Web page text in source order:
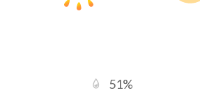
51%